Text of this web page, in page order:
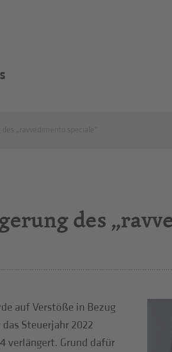
des
auf Verstöße in Bezug
Steuerjahr 2022
verlängert. Grund dafür